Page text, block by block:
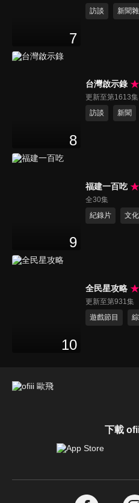
7
訪談
新聞
8
台灣啟示錄
更新至第1613集
訪談
新聞
9
福建一百吃
全30集
紀錄片
文化
10
全民星攻略
更新至第931集
遊戲節目
下載